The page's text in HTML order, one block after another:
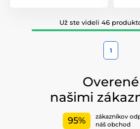
Už ste videli 46
1
Overené
našimi
95%
zákazníkov
náš obchod